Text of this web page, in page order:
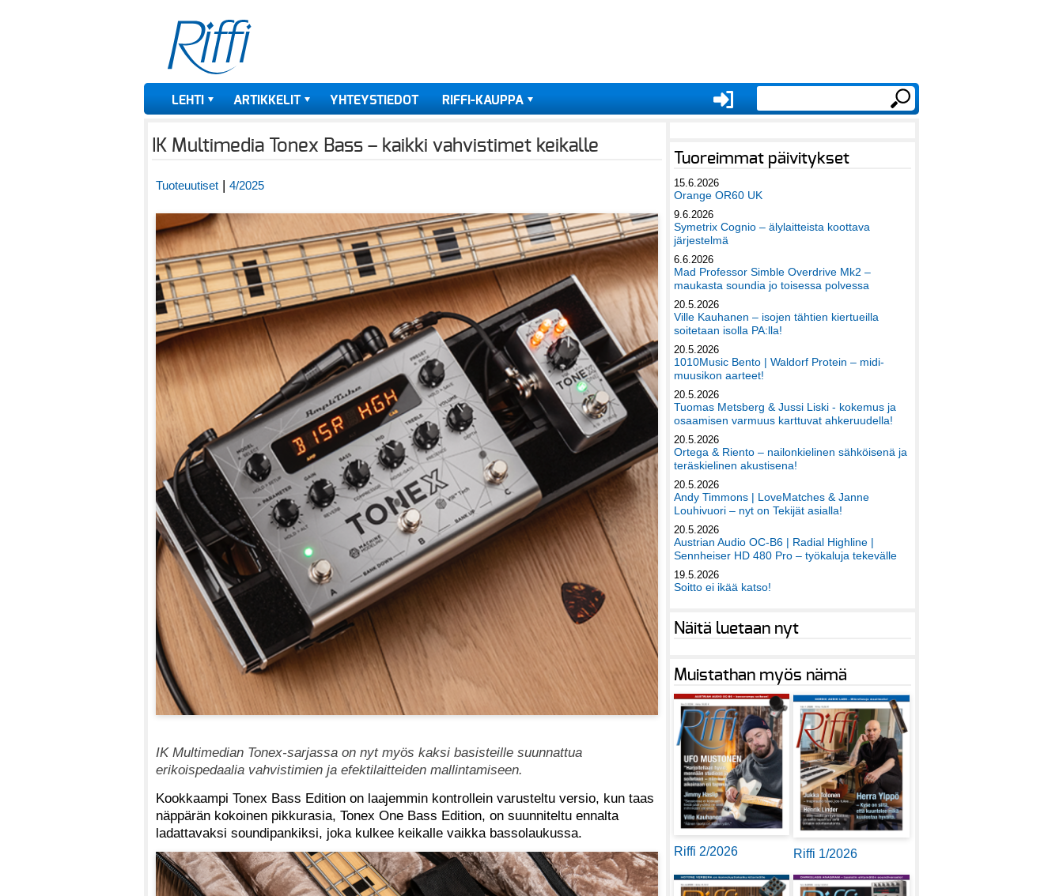
LEHTI ARTIKKELIT YHTEYSTIEDOT RIFFI-KAUPPA
IK Multimedia Tonex Bass – kaikki vahvistimet keikalle
Tuoteuutiset | 4/2025
IK Multimedian Tonex-sarjassa on nyt myös kaksi basisteille suunnattua
erikoispedaalia vahvistimien ja efektilaitteiden mallintamiseen.
Kookkaampi Tonex Bass Edition on laajemmin kontrollein varusteltu versio, kun taas
näppärän kokoinen pikkurasia, Tonex One Bass Edition, on suunniteltu ennalta
ladattavaksi soundipankiksi, joka kulkee keikalle vaikka bassolaukussa.
Tuoreimmat päivitykset
15.6.2026
Orange OR60 UK
9.6.2026
Symetrix Cognio – älylaitteista koottava
järjestelmä
6.6.2026
Mad Professor Simble Overdrive Mk2 –
maukasta soundia jo toisessa polvessa
20.5.2026
Ville Kauhanen – isojen tähtien kiertueilla
soitetaan isolla PA:lla!
20.5.2026
1010Music Bento | Waldorf Protein – midi-
muusikon aarteet!
20.5.2026
Tuomas Metsberg & Jussi Liski - kokemus ja
osaamisen varmuus karttuvat ahkeruudella!
20.5.2026
Ortega & Riento – nailonkielinen sähköisenä ja
teräskielinen akustisena!
20.5.2026
Andy Timmons | LoveMatches & Janne
Louhivuori – nyt on Tekijät asialla!
20.5.2026
Austrian Audio OC-B6 | Radial Highline |
Sennheiser HD 480 Pro – työkaluja tekevälle
19.5.2026
Soitto ei ikää katso!
Näitä luetaan nyt
Muistathan myös nämä
Riffi 2/2026 Riffi 1/2026